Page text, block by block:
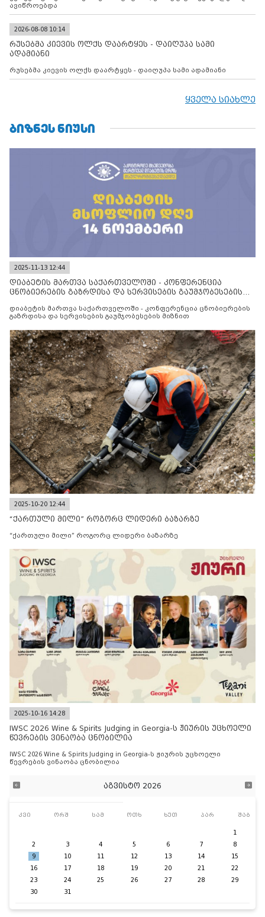
ავიწროებდა
2026-08-08 10:14
რუსებმა კიევის ოლქს დაარტყეს - დაიღუპა სამი
ადამიანი
რუსებმა კიევის ოლქს დაარტყეს - დაიღუპა სამი ადამიანი
ყველა სიახლე
ᲑᲘᲖᲜᲔᲡ ᲜᲘᲣᲡᲘ
2025-11-13 12:44
დიაბეტის მართვა საქართველოში - კონფერენცია
ცნობიერების გაზრდისა და სერვისების გაუმჯობესების
დიაბეტის მართვა საქართველოში - კონფერენცია ცნობიერების
გაზრდისა და სერვისების გაუმჯობესების მიზნით
2025-10-20 12:44
“ქართული მილი” როგორც ლიდერი ბაზარზე
“ქართული მილი” როგორც ლიდერი ბაზარზე
2025-10-16 14:28
IWSC 2026 Wine & Spirits Judging in Georgia-ს ჟიურის უცხოელი
წევრების ვინაობა ცნობილია
IWSC 2026 Wine & Spirits Judging in Georgia-ს ჟიურის უცხოელი
წევრების ვინაობა ცნობილია
აგვისტო 2026
კვი ორშ სამ ოთხ ხუთ პარ შაბ
1
2
3 4 5 6 7
8
9
10 11 12 13 14
15
16
17 18 19 20 21
22
23
24 25 26 27 28
29
30
31